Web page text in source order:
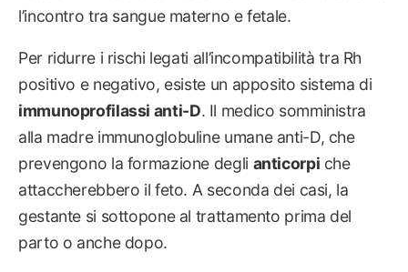
l’incontro tra sangue materno e fetale.
Per ridurre i rischi legati all’incompatibilità tra Rh
positivo e negativo, esiste un apposito sistema di
immunoprofilassi anti-D. Il medico somministra
alla madre immunoglobuline umane anti-D, che
prevengono la formazione degli anticorpi che
attaccherebbero il feto. A seconda dei casi, la
gestante si sottopone al trattamento prima del
parto o anche dopo.